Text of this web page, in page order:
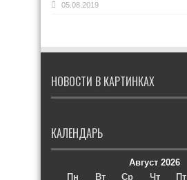
05.08.2019
НОВОСТИ В КАРТИНКАХ
КАЛЕНДАРЬ
Август 2026
Пн
Вт Ср Чт Пт